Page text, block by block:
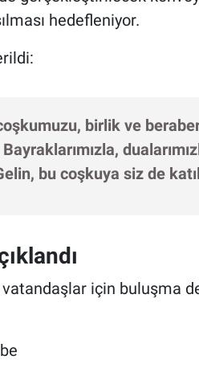
hedefleniyor.
birlik ve
bu coşkuya siz de
için buluşma